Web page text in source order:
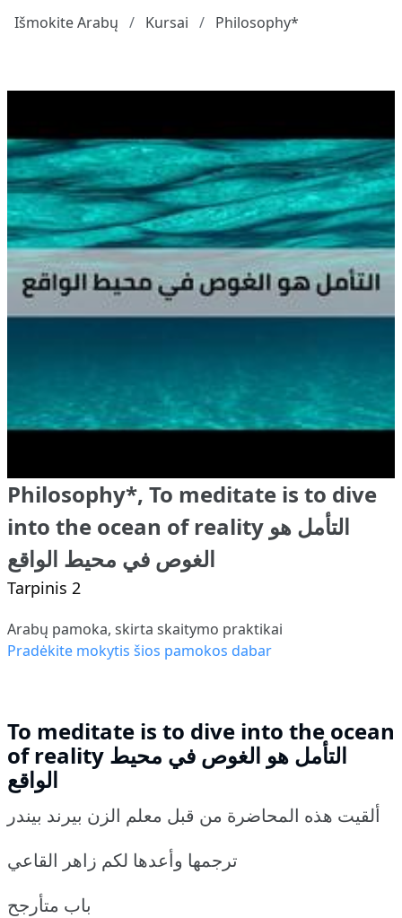
Išmokite Arabų Kursai Philosophy*
Philosophy*, To meditate is to dive
into the ocean of reality التأمل هو
الغوص في محيط الواقع
Tarpinis 2
Arabų pamoka, skirta skaitymo praktikai
Pradėkite mokytis šios pamokos dabar
To meditate is to dive into the ocean
of reality التأمل هو الغوص في محيط
الواقع
ألقيت هذه المحاضرة من قبل معلم الزن بيرند بيندر
ترجمها وأعدها لكم زاهر القاعي
باب متأرجح